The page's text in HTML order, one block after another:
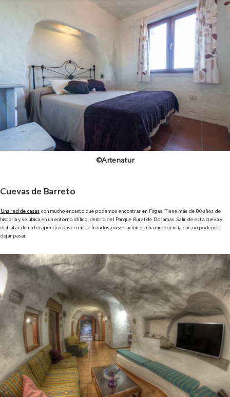
©Artenatur
Cuevas de Barreto
Una red de casas con mucho encanto que podemos encontrar en Firgas. Tiene más de 80 años de
historia y se ubica en un entorno idílico, dentro del Parque Rural de Doramas. Salir de esta cueva y
disfrutar de un terapéutico paseo entre frondosa vegetación es una experiencia que no podemos
dejar pasar.